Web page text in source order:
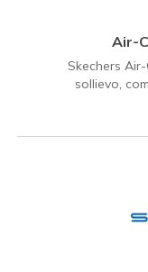
Air-
Skechers
sollievo,